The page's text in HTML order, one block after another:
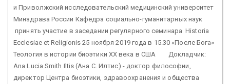
и Приволжский исследовательский медицинский университет
Минздрава России Кафедра социально-гуманитарных наук
принять участие в заседании регулярного семинара Historia
Ecclesiae et Religionis 25 ноября 2019 года в 15.30 «После Бога»
Теология в истории биоэтики XX века в США Докладчик:
Ana Lucia Smith Iltis (Ана С. Илтис) - доктор философии,
директор Центра биоэтики, здравоохранения и общества